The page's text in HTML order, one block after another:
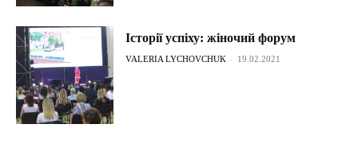
Історії успіху: жіночий форум
VALERIA LYCHOVCHUK - 19.02.2021